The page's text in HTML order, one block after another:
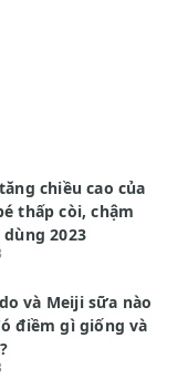
chiều cao của
thấp còi, chậm
2023
và Meiji sữa nào
điềm gì giống và